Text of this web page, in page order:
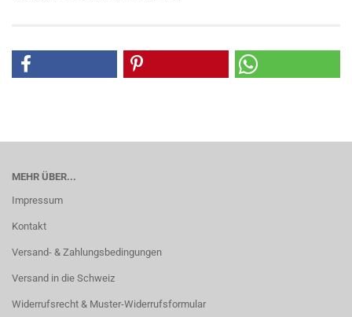
MEHR ÜBER...
Impressum
Kontakt
Versand- & Zahlungsbedingungen
Versand in die Schweiz
Widerrufsrecht & Muster-Widerrufsformular